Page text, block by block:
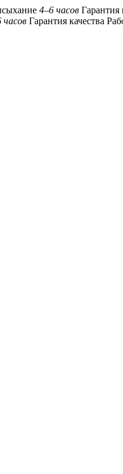
4–6 часов Гарантия
часов Гарантия качества